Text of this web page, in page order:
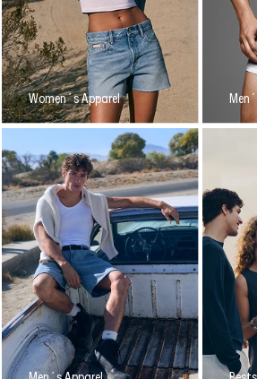
Women´s Apparel